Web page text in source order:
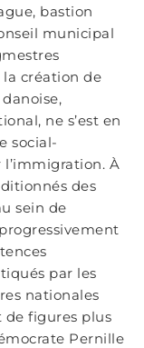
bastion
municipal
création de
ne s’est en
social-
À
des
sein de
par les
nationales
de figures plus
Pernille